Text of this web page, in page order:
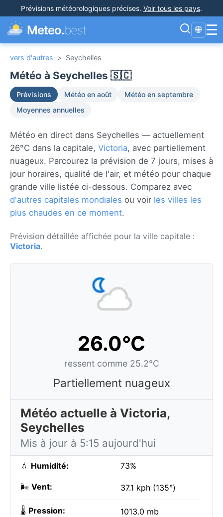
Prévisions météorologiques précises. Voir tous les pays.
Meteo.best 🌐 ☰
vers d'autres > Seychelles
Météo à Seychelles 🇸🇨
Prévisions Météo en août
Météo en septembre
Moyennes annuelles
Météo en direct dans Seychelles — actuellement
26°C dans la capitale, Victoria, avec partiellement
nuageux. Parcourez la prévision de 7 jours, mises à
jour horaires, qualité de l'air, et météo pour chaque
grande ville listée ci-dessous. Comparez avec
d'autres capitales mondiales ou voir les villes les
plus chaudes en ce moment.
Prévision détaillée affichée pour la ville capitale :
Victoria.
26.0°C
ressent comme 25.2°C
Partiellement nuageux
Météo actuelle à Victoria,
Seychelles
Mis à jour à 5:15 aujourd'hui
💧 Humidité: 73%
🌬️ Vent: 37.1 kph (135°)
🌡️ Pression: 1013.0 mb